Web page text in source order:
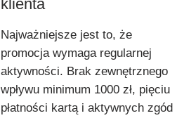
klienta
Najważniejsze jest to, że
promocja wymaga regularnej
aktywności. Brak zewnętrznego
wpływu minimum 1000 zł, pięciu
płatności kartą i aktywnych zgód